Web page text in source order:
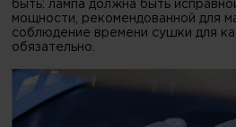
быть: лампа должна быть
мощности, рекомендованной для
соблюдение времени сушки для
обязательно.